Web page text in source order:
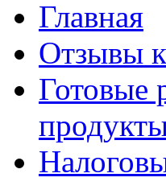
Главная
Отзывы
Готовые